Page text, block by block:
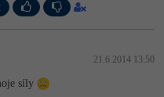
21.6.2014 13:50
síly